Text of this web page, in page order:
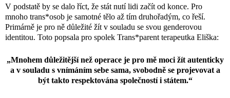
V podstatě by se dalo říct, že stát nutí lidi začít od konce. Pro
mnoho trans*osob je samotné tělo až tím druhořadým, co řeší.
Primárně je pro ně důležité žít v souladu se svou genderovou
identitou. Toto popsala pro spolek Trans*parent terapeutka Eliška:
„Mnohem důležitější než operace je pro mě moci žít autenticky
a v souladu s vnímáním sebe sama, svobodně se projevovat a
být takto respektována společností i státem.“